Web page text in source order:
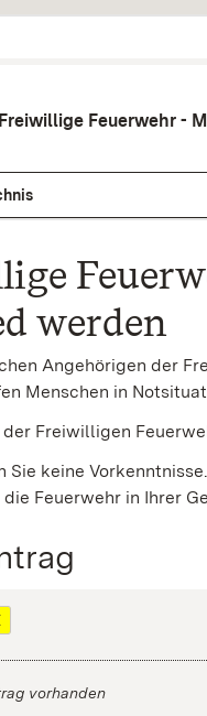
Freiwillige Feuerwehr -
werden
Angehörigen der
Menschen in
der Freiwilligen
Sie keine
Feuerwehr in Ihrer
vorhanden